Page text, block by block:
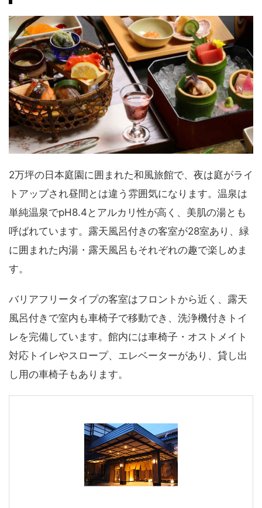
2万坪の日本庭園に囲まれた和風旅館で、夜は庭がライ
トアップされ昼間とは違う雰囲気になります。温泉は
単純温泉でpH8.4とアルカリ性が高く、美肌の湯とも
呼ばれています。露天風呂付きの客室が28室あり、緑
に囲まれた内湯・露天風呂もそれぞれの趣で楽しめま
す。
バリアフリータイプの客室はフロントから近く、露天
風呂付きで室内も車椅子で移動でき、洗浄機付きトイ
レを完備しています。館内には車椅子・オストメイト
対応トイレやスロープ、エレベーターがあり、貸し出
し用の車椅子もあります。